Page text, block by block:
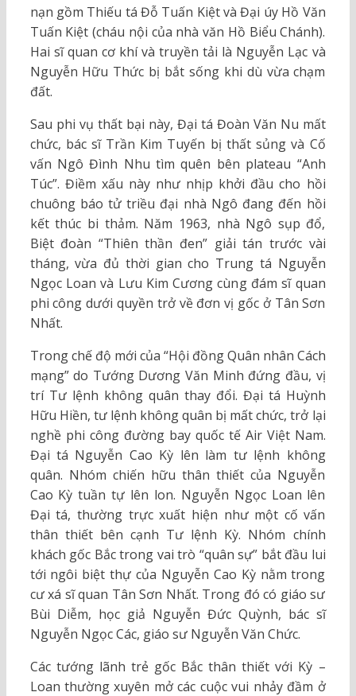
nạn gồm Thiếu tá Đỗ Tuấn Kiệt và Đại úy Hồ Văn
Tuấn Kiệt (cháu nội của nhà văn Hồ Biểu Chánh).
Hai sĩ quan cơ khí và truyền tải là Nguyễn Lạc và
Nguyễn Hữu Thức bị bắt sống khi dù vừa chạm
đất.
Sau phi vụ thất bại này, Đại tá Đoàn Văn Nu mất
chức, bác sĩ Trần Kim Tuyến bị thất sủng và Cố
vấn Ngô Đình Nhu tìm quên bên plateau “Anh
Túc”. Điềm xấu này như nhịp khởi đầu cho hồi
chuông báo tử triều đại nhà Ngô đang đến hồi
kết thúc bi thảm. Năm 1963, nhà Ngô sụp đổ,
Biệt đoàn “Thiên thần đen” giải tán trước vài
tháng, vừa đủ thời gian cho Trung tá Nguyễn
Ngọc Loan và Lưu Kim Cương cùng đám sĩ quan
phi công dưới quyền trở về đơn vị gốc ở Tân Sơn
Nhất.
Trong chế độ mới của “Hội đồng Quân nhân Cách
mạng” do Tướng Dương Văn Minh đứng đầu, vị
trí Tư lệnh không quân thay đổi. Đại tá Huỳnh
Hữu Hiền, tư lệnh không quân bị mất chức, trở lại
nghề phi công đường bay quốc tế Air Việt Nam.
Đại tá Nguyễn Cao Kỳ lên làm tư lệnh không
quân. Nhóm chiến hữu thân thiết của Nguyễn
Cao Kỳ tuần tự lên lon. Nguyễn Ngọc Loan lên
Đại tá, thường trực xuất hiện như một cố vấn
thân thiết bên cạnh Tư lệnh Kỳ. Nhóm chính
khách gốc Bắc trong vai trò “quân sự” bắt đầu lui
tới ngôi biệt thự của Nguyễn Cao Kỳ nằm trong
cư xá sĩ quan Tân Sơn Nhất. Trong đó có giáo sư
Bùi Diễm, học giả Nguyễn Đức Quỳnh, bác sĩ
Nguyễn Ngọc Các, giáo sư Nguyễn Văn Chức.
Các tướng lãnh trẻ gốc Bắc thân thiết với Kỳ –
Loan thường xuyên mở các cuộc vui nhảy đầm ở